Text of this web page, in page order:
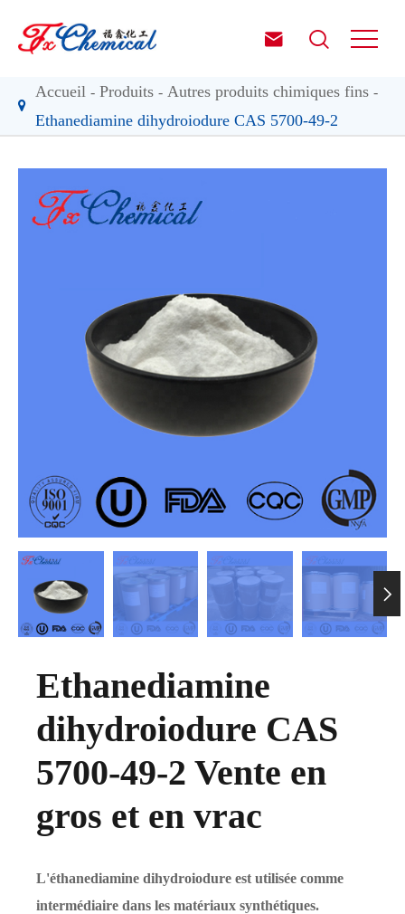
 
Accueil Produits
Autres produits chimiques fins
Ethanediamine dihydroiodure CAS 5700-49-2

Ethanediamine
dihydroiodure CAS
5700-49-2 Vente en
gros et en vrac
L'éthanediamine dihydroiodure est utilisée comme
intermédiaire dans les matériaux synthétiques.